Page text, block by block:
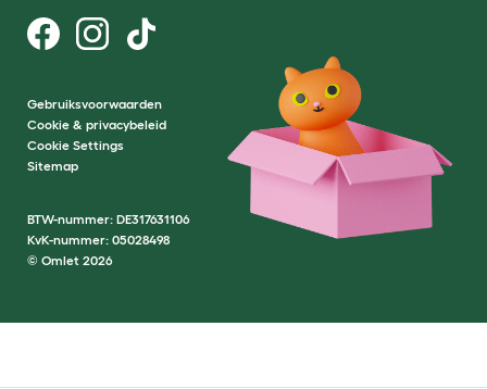
Gebruiksvoorwaarden
Cookie & privacybeleid
Cookie Settings
Sitemap
BTW-nummer: DE317631106
KvK-nummer: 05028498
© Omlet 2026